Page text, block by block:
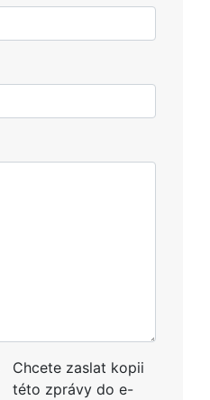
Chcete zaslat kopii
této zprávy do e-